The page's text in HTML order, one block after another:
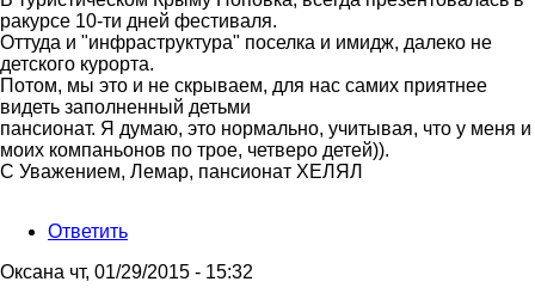
ракурсе 10-ти дней фестиваля.
Оттуда и "инфраструктура" поселка и имидж, далеко не
детского курорта.
Потом, мы это и не скрываем, для нас самих приятнее
видеть заполненный детьми
пансионат. Я думаю, это нормально, учитывая, что у меня и
моих компаньонов по трое, четверо детей)).
С Уважением, Лемар, пансионат ХЕЛЯЛ
Ответить
Оксана чт, 01/29/2015 - 15:32